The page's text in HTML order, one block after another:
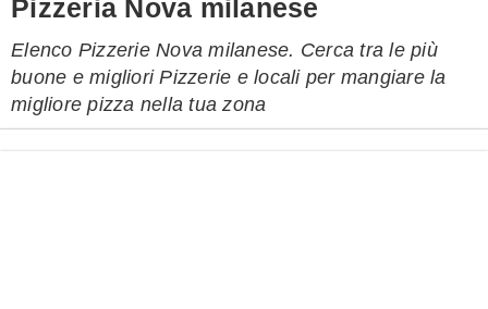
Pizzeria Nova milanese
Elenco Pizzerie Nova milanese. Cerca tra le più
buone e migliori Pizzerie e locali per mangiare la
migliore pizza nella tua zona